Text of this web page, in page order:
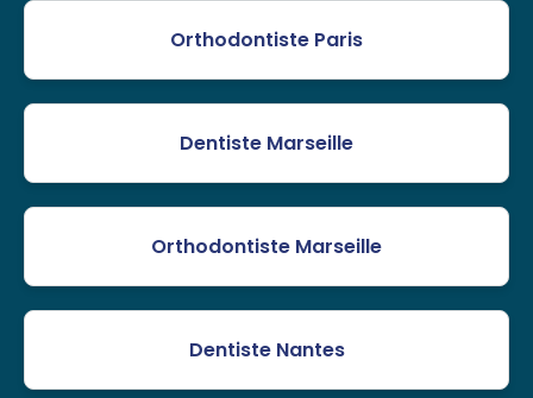
Orthodontiste Paris
Dentiste Marseille
Orthodontiste Marseille
Dentiste Nantes